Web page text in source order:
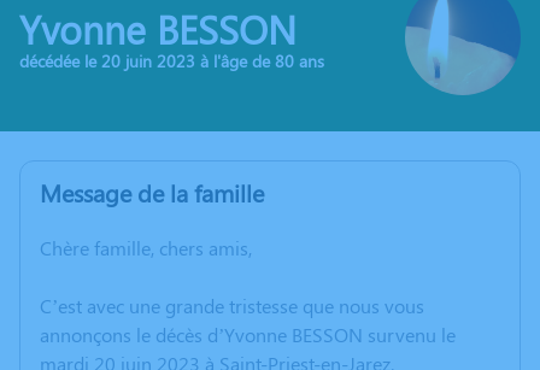
Yvonne BESSON
décédée le 20 juin 2023 à l'âge de 80 ans
Message de la famille
Chère famille, chers amis,
C’est avec une grande tristesse que nous vous
annonçons le décès d’Yvonne BESSON survenu le
mardi 20 juin 2023 à Saint-Priest-en-Jarez.